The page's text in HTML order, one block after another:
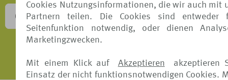
Cookies Nutzungsinformationen, die wir auch mit
Partnern teilen. Die Cookies sind entweder
Seitenfunktion notwendig, oder dienen
Marketingzwecken.
Mit einem Klick auf Akzeptieren
akzeptieren
Einsatz der nicht funktionsnotwendigen Cookies.
BESCHWERDEVERFAHREN